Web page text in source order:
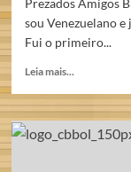
Prezados Amigos
sou Venezuelano
Fui o primeiro...
Leia mais...
about
EBONITE
COM